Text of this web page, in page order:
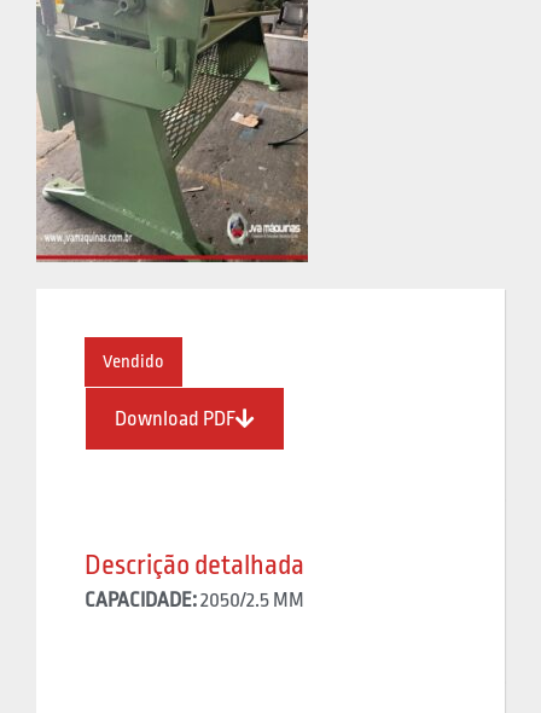
Vendido
Download PDF
Descrição detalhada
CAPACIDADE:2050/2.5 MM